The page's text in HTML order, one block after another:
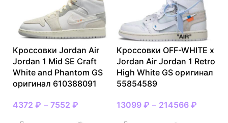
Кроссовки Jordan Air
Jordan 1 Mid SE Craft
White and Phantom GS
оригинал 610388091
4372 ₽ – 7552 ₽
Кроссовки OFF-WHITE x
Jordan Air Jordan 1 Retro
High White GS оригинал
55854589
13099 ₽ – 214566 ₽